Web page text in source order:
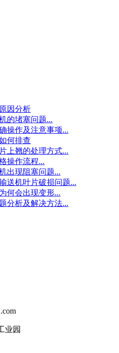
因分析
的堵塞问题...
操作及注意事项...
何排查
上翘的处理方式...
操作流程...
出现阻塞问题...
送机叶片破损问题...
何会出现变形...
分析及解决方法...
业园